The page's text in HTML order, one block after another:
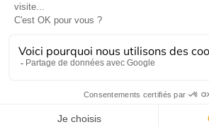
de ventes| © Hydrodis 2003-2026.